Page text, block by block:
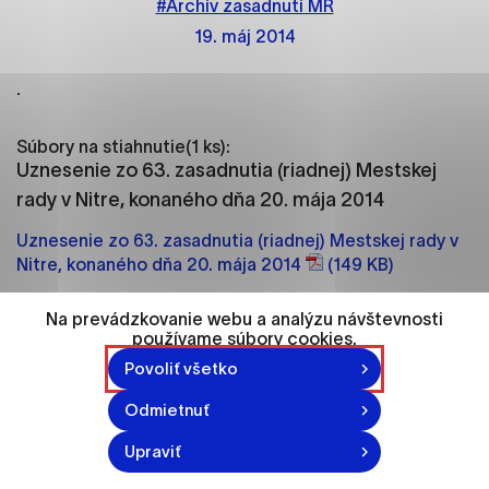
19. máj 2014
#Archív zasadnutí MR
.
Súbory na stiahnutie(1 ks):
Uznesenie zo 63. zasadnutia (riadnej) Mestskej
rady v Nitre, konaného dňa 20. mája 2014
Uznesenie zo 63. zasadnutia (riadnej) Mestskej rady v
Nitre, konaného dňa 20. mája 2014
(149 KB)
Vytvorené: 19. 5. 2014
Na prevádzkovanie webu a analýzu návštevnosti
používame súbory cookies.
Povoliť všetko
Odmietnuť
Upraviť
ako je navigácia na stránke a prístup k
zabezpečeným oblastiam webovej stránky. Bez
Analytické cookies
Analytické cookies pomáhajú prevádzkovateľovi
stránok pochopiť, ako návštevníci stránok stránku
používajú, aby mohol stránky optimalizovať a
ponúknuť im lepšiu skúsenosť. Všetky dáta sa
zbierajú anonymne a nie je možné ich spojiť s
konkrétnou osobou.
Označiť všetko
Uložiť nastavenia
Viac informácií